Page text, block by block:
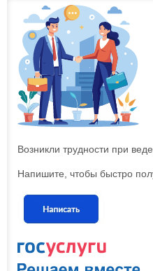
Возникли трудности при
Напишите, чтобы быстро